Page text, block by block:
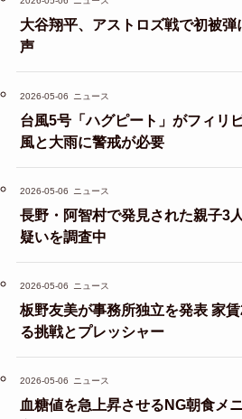
大谷翔平、アストロズ戦で初被
声
2026-05-06 ニュース
台風5号「ハグピート」がフィリ
風と大雨に警戒が必要
2026-05-06 ニュース
長野・阿智村で発見された親子3
疑いを調査中
2026-05-06 ニュース
板野友美が事務所独立を発表 家
る挑戦とプレッシャー
2026-05-06 ニュース
血糖値を急上昇させるNG朝食メ